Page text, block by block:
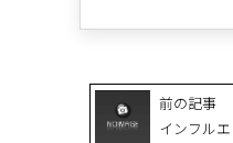
前の記事
インフル